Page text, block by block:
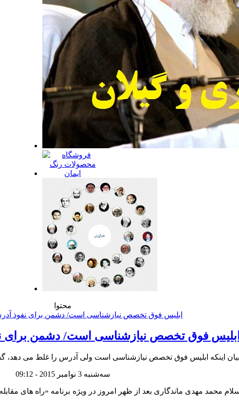
محتوا
ابلیس فوق تخصص نیازشناسی است/ دشمن برای
سه‌شنبه 3 نوامبر 2015 - 09:12
حجت الاسلام محمد مهدی ماندگاری بعد از ظهر امروز در ویژه برنامه «راه